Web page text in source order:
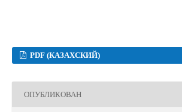
PDF (КАЗАХСКИЙ)
ОПУБЛИКОВАН